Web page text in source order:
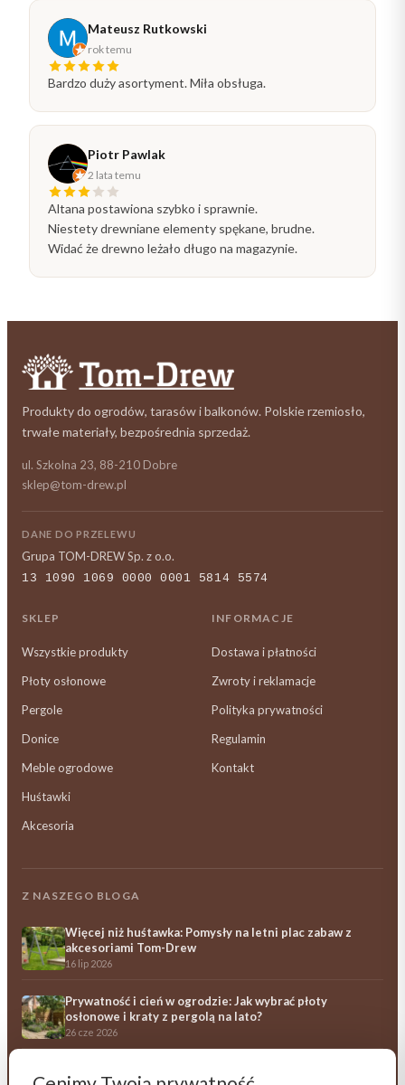
Mateusz Rutkowski
rok temu
Bardzo duży asortyment. Miła obsługa.
Piotr Pawlak
2 lata temu
Altana postawiona szybko i sprawnie.
Niestety drewniane elementy spękane, brudne.
Widać że drewno leżało długo na magazynie.
Produkty do ogrodów, tarasów i balkonów. Polskie rzemiosło,
trwałe materiały, bezpośrednia sprzedaż.
ul. Szkolna 23, 88-210 Dobre
sklep@tom-drew.pl
DANE DO PRZELEWU
Grupa TOM-DREW Sp. z o.o.
13 1090 1069 0000 0001 5814 5574
SKLEP
Wszystkie produkty
Płoty osłonowe
Pergole
Donice
Meble ogrodowe
Huśtawki
Akcesoria
INFORMACJE
Dostawa i płatności
Zwroty i reklamacje
Polityka prywatności
Regulamin
Kontakt
Z NASZEGO BLOGA
Więcej niż huśtawka: Pomysły na letni plac zabaw z
akcesoriami Tom-Drew
16 lip 2026
Prywatność i cień w ogrodzie: Jak wybrać płoty
osłonowe i kraty z pergolą na lato?
26 cze 2026